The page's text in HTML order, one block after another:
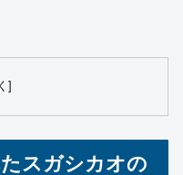
スガシカオの